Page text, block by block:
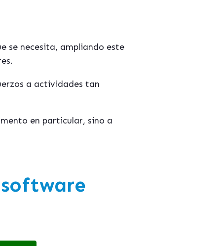
se necesita, ampliando este
a actividades tan
en particular, sino a